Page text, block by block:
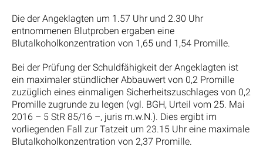
Die der Angeklagten um 1.57 Uhr und 2.30 Uhr
entnommenen Blutproben ergaben eine
Blutalkoholkonzentration von 1,65 und 1,54 Promille.
Bei der Prüfung der Schuldfähigkeit der Angeklagten ist
ein maximaler stündlicher Abbauwert von 0,2 Promille
zuzüglich eines einmaligen Sicherheitszuschlages von 0,2
Promille zugrunde zu legen (vgl. BGH, Urteil vom 25. Mai
2016 – 5 StR 85/16 –, juris m.w.N.). Dies ergibt im
vorliegenden Fall zur Tatzeit um 23.15 Uhr eine maximale
Blutalkoholkonzentration von 2,37 Promille.